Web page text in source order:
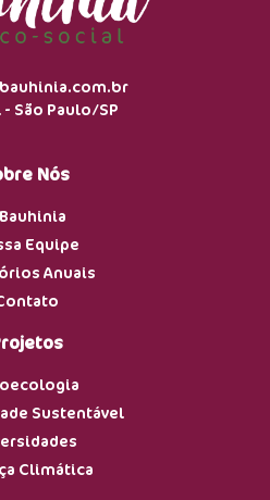
- São Paulo/SP
Nós
Equipe
Anuais
Sustentável
Climática